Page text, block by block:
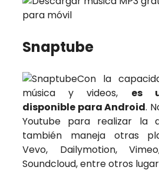
Snaptube
Con la
música y videos, es
disponible para Android.
Youtube para realizar la
también maneja otras
Vevo, Dailymotion,
Soundcloud, entre otros